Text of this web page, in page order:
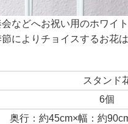
などへお祝い用のホワイ
によりチョイスするお花
スタンド
6個
奥行：約45cm×幅：約